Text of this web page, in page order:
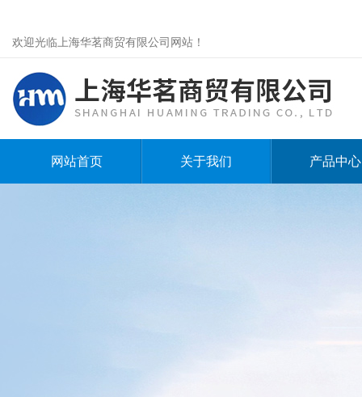
欢迎光临上海华茗商贸有限公司网站！
网站首页 关于我们 产品中心